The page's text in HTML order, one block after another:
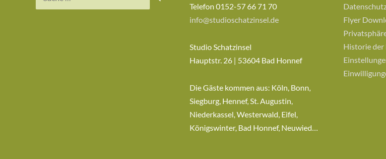
Telefon 0152-57 66 71 70
info@studioschatzinsel.de
Studio Schatzinsel
Hauptstr. 26 | 53604 Bad Honnef
Die Gäste kommen aus: Köln, Bonn,
Siegburg, Hennef, St. Augustin,
Niederkassel, Westerwald, Eifel,
Königswinter, Bad Honnef, Neuwied…
Flyer
Historie